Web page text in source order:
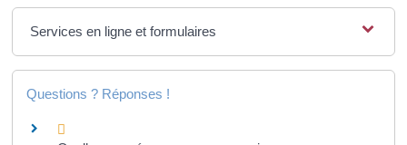
Services en ligne et formulaires
Questions ? Réponses !